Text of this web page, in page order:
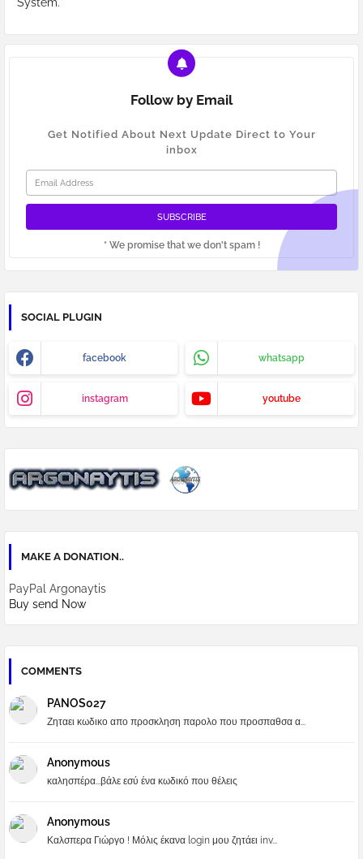
Follow by Email
Get Notified About Next Update Direct to Your
inbox
* We promise that we don't spam !
SOCIAL PLUGIN
facebook whatsapp
instagram youtube
MAKE A DONATION..
PayPal Argonaytis
Buy send Now
COMMENTS
PANOS027
Ζηταει κωδικο απο προσκληση παρολο που προσπαθσα α...
Anonymous
καλησπέρα...βάλε εσύ ένα κωδικό που θέλεις
Anonymous
Καλσπερα Γιώργο ! Μόλις έκανα login μου ζητάει inv...